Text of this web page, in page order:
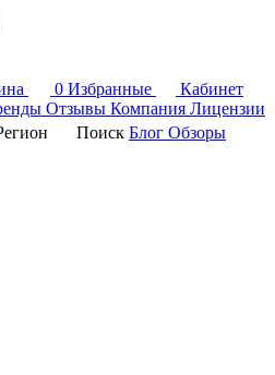
0 Избранные
Кабинет
Отзывы Компания Лицензии
Поиск Блог Обзоры